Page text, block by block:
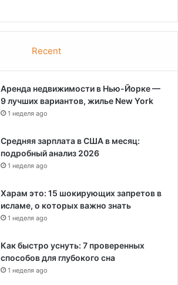
Recent
Аренда недвижимости в Нью-Йорке —
9 лучших вариантов, жилье New York
1 неделя ago
Средняя зарплата в США в месяц:
подробный анализ 2026
1 неделя ago
Харам это: 15 шокирующих запретов в
исламе, о которых важно знать
1 неделя ago
Как быстро уснуть: 7 проверенных
способов для глубокого сна
1 неделя ago